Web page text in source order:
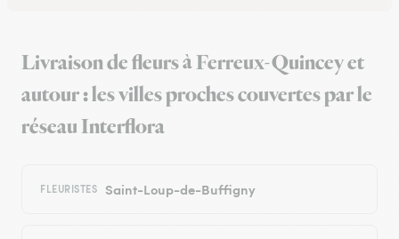
Livraison de fleurs à Ferreux-Quincey et
autour : les villes proches couvertes par le
réseau Interflora
FLEURISTES Saint-Loup-de-Buffigny